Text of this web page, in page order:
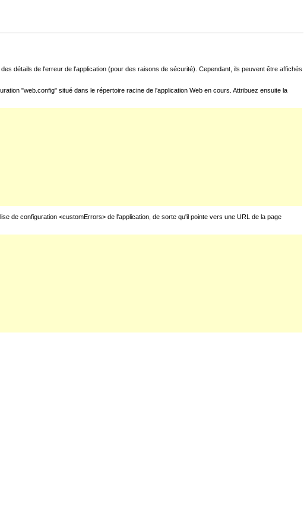
détails de l'erreur de l'application (pour des raisons de sécurité). Cependant, ils peuvent être affichés
"web.config" situé dans le répertoire racine de l'application Web en cours. Attribuez ensuite la
de configuration <customErrors> de l'application, de sorte qu'il pointe vers une URL de la page